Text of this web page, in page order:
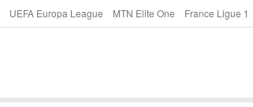
UEFA Europa League MTN Elite One France Ligue 1